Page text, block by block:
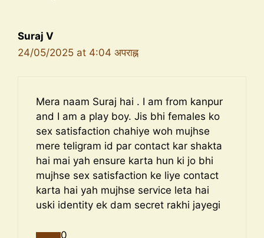
Suraj V
24/05/2025 at 4:04 अपराह्न
Mera naam Suraj hai . I am from kanpur
and I am a play boy. Jis bhi females ko
sex satisfaction chahiye woh mujhse
mere teligram id par contact kar shakta
hai mai yah ensure karta hun ki jo bhi
mujhse sex satisfaction ke liye contact
karta hai yah mujhse service leta hai
uski identity ek dam secret rakhi jayegi
0